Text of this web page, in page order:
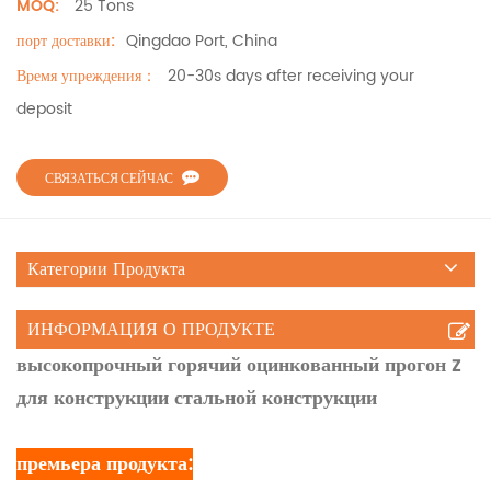
MOQ:
25 Tons
порт доставки: Qingdao Port, China
Время упреждения：
20-30s days after receiving your
deposit
СВЯЗАТЬСЯ СЕЙЧАС
Категории Продукта
ИНФОРМАЦИЯ О ПРОДУКТЕ
высокопрочный горячий оцинкованный прогон z
для конструкции стальной конструкции
премьера продукта: